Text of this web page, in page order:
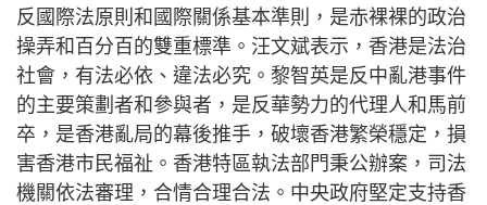
反國際法原則和國際關係基本準則，是赤裸裸的政治
操弄和百分百的雙重標準。汪文斌表示，香港是法治
社會，有法必依、違法必究。黎智英是反中亂港事件
的主要策劃者和參與者，是反華勢力的代理人和馬前
卒，是香港亂局的幕後推手，破壞香港繁榮穩定，損
害香港市民福祉。香港特區執法部門秉公辦案，司法
機關依法審理，合情合理合法。中央政府堅定支持香